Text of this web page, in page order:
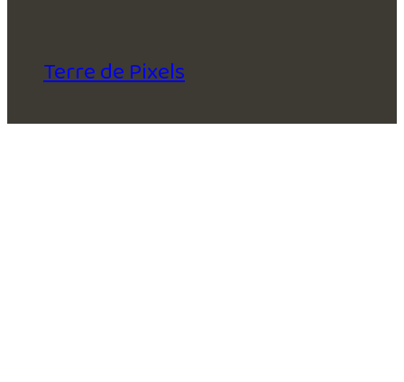
Terre de Pixels